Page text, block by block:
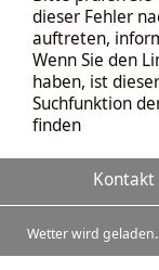
dieser Fehler
auftreten,
Wenn Sie den
haben, ist
Suchfunktion
finden
Kontakt
Wetter wird